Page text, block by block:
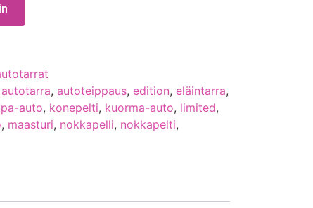
autotarra, autoteippaus,edition,eläintarra,
auto, konepelti, kuorma-auto, limited,
, maasturi, nokkapelli, nokkapelti,